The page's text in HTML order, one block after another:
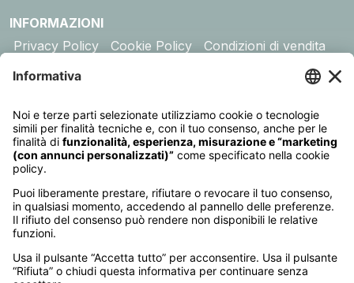
INFORMAZIONI
Privacy Policy
Cookie Policy Condizioni di vendita
Assicurazione
DESTINAZIONI
Australia
Cambogia Canada Egitto Emirati Arabi
Madagascar Maldive Malesia e Singapore
Mauritius Messico Namibia Oman